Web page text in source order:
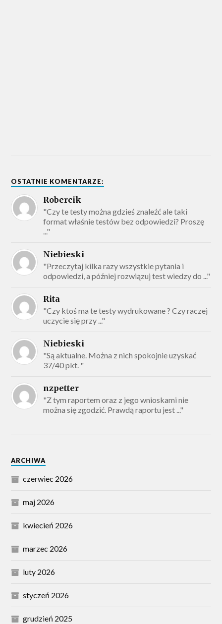
OSTATNIE KOMENTARZE:
Robercik
"Czy te testy można gdzieś znaleźć ale taki
format właśnie testów bez odpowiedzi? Proszę
..."
Niebieski
"Przeczytaj kilka razy wszystkie pytania i
odpowiedzi, a później rozwiązuj test wiedzy do ..."
Rita
"Czy ktoś ma te testy wydrukowane ? Czy raczej
uczycie się przy ..."
Niebieski
"Są aktualne. Można z nich spokojnie uzyskać
37/40 pkt. "
nzpetter
"Z tym raportem oraz z jego wnioskami nie
można się zgodzić. Prawdą raportu jest ..."
ARCHIWA
czerwiec 2026
maj 2026
kwiecień 2026
marzec 2026
luty 2026
styczeń 2026
grudzień 2025